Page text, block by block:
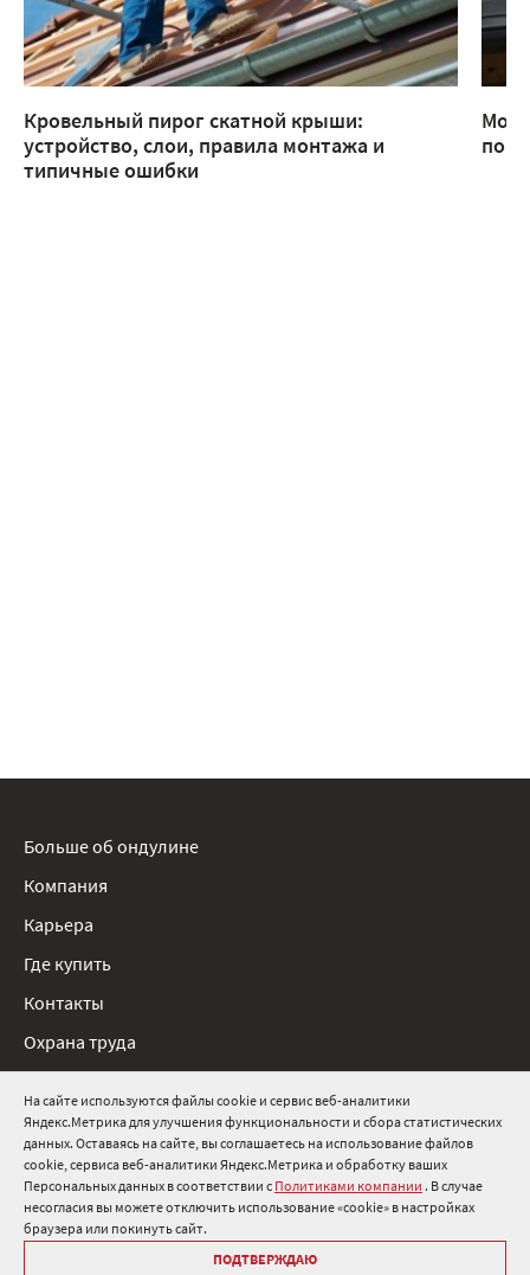
На сайте используются файлы cookie и сервис веб-аналитики
Яндекс.Метрика для улучшения функциональности и сбора статистических
данных. Оставаясь на сайте, вы соглашаетесь на использование файлов
cookie, сервиса веб-аналитики Яндекс.Метрика и обработку ваших
Персональных данных в соответствии с Политиками компании . В случае
несогласия вы можете отключить использование «cookie» в настройках
браузера или покинуть сайт.
ПОДТВЕРЖДАЮ
Кровельный пирог скатной крыши:
устройство, слои, правила монтажа и
типичные ошибки
8 800 511 91 82
info@onduline.ru
Россия Беларусь Казахстан
Больше об ондулине
Компания
Карьера
Где купить
Контакты
Охрана труда